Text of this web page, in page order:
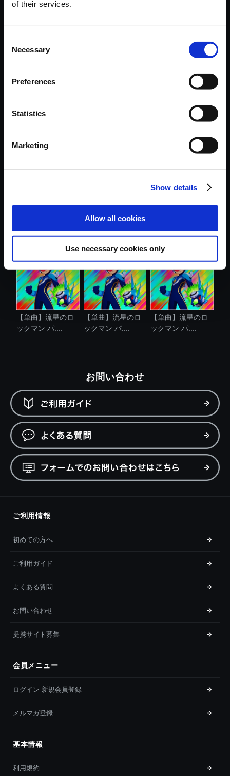
of their services.
Selection
Necessary
Preferences
Statistics
Marketing
Show details
Allow all cookies
Use necessary cookies only
150円
【単曲】流星のロ
【単曲】流星のロ
ックマン パ....
【単曲】流星のロ
ックマン パ....
【単曲】流星のロ
ックマン パ....
お問い合わせ
ご利用情報
初めての方へ
ご利用ガイド
よくある質問
お問い合わせ
提携サイト募集
会員メニュー
ログイン 新規会員登録
メルマガ登録
基本情報
利用規約